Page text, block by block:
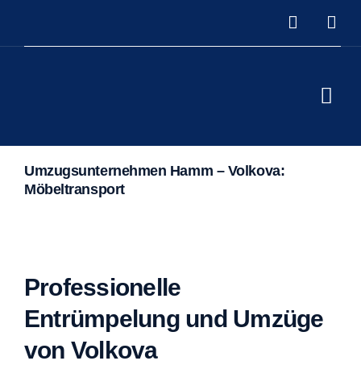
Umzugsunternehmen Hamm – Volkova:
Möbeltransport
Professionelle
Entrümpelung und Umzüge
von Volkova